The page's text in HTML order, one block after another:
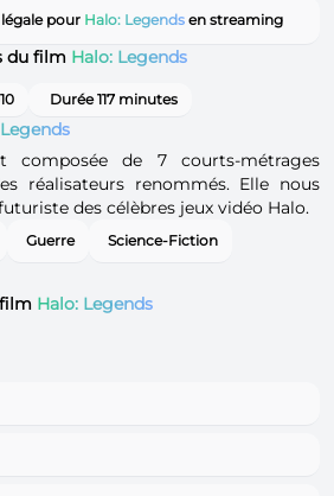
pour Halo: Legendsen streaming
du film Halo: Legends
Durée 117 minutes
composée de 7 courts-métrages
réalisateurs renommés. Elle nous
des célèbres jeux vidéo Halo.
Guerre Science-Fiction
Halo: Legends